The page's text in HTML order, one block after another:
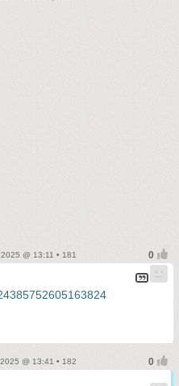
@ 13:11 • 181
@ 13:41 • 182